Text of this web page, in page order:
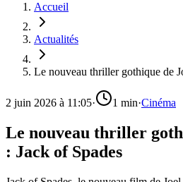
Accueil
Actualités
Le nouveau thriller gothique de
2 juin 2026 à 11:05· 1 min·Cinéma
Le nouveau thriller
: Jack of Spades